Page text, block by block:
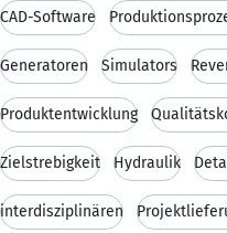
CAD-Software
Generatoren Simulators
Produktentwicklung
Zielstrebigkeit Hydraulik
interdisziplinären